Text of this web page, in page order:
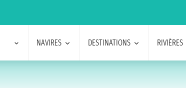
NAVIRES DESTINATIONS RIVIÈRES